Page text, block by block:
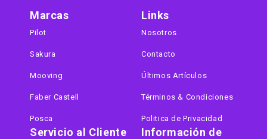
Información de
Marcas
Pilot
Sakura
Mooving
Faber Castell
Posca
Links
Nosotros
Contacto
Últimos Artículos
Términos & Condiciones
Politica de Privacidad
Servicio al Cliente